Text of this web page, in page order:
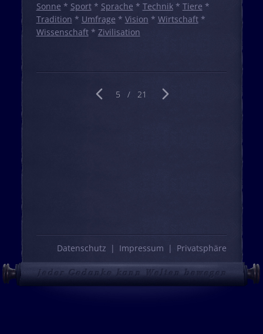
Sonne * Sport* Sprache * Technik* Tiere *
Tradition * Umfrage * Vision * Wirtschaft*
Wissenschaft* Zivilisation
vorherige Seite
5 / 21 nächste Seite
Datenschutz Impressum Privatsphäre